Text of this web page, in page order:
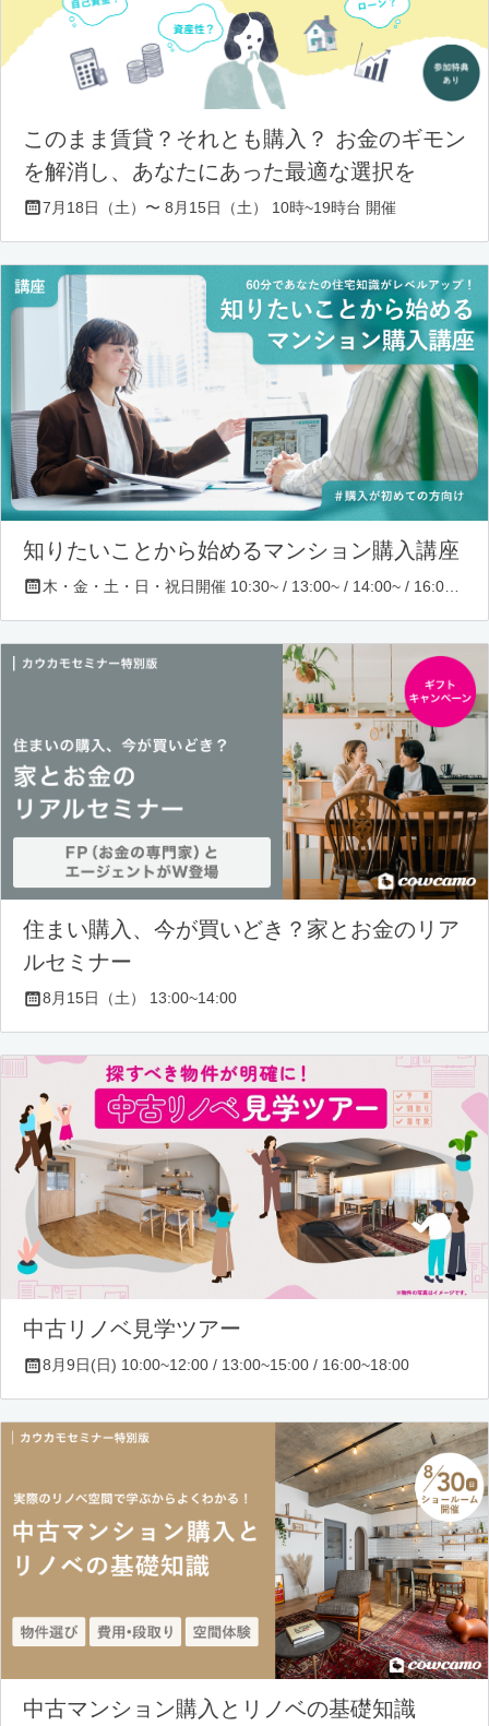
このまま賃貸？それとも購入？ お金のギモン
を解消し、あなたにあった最適な選択を
7月18日（土）〜 8月15日（土） 10時~19時台 開催
知りたいことから始めるマンション購入講座
住まい購入、今が買いどき？家とお金のリア
ルセミナー
8月15日（土） 13:00~14:00
中古リノベ見学ツアー
8月9日(日) 10:00~12:00 / 13:00~15:00 / 16:00~18:00
中古マンション購入とリノベの基礎知識